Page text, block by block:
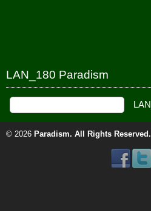
LAN_180 Paradism
© 2026 Paradism. All Rights Reserved.